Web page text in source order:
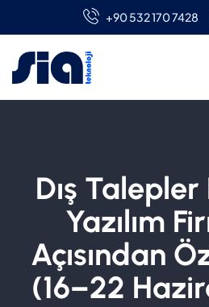
+90 532 170 7428
Dış
Yazılım
Açısından
(16–22